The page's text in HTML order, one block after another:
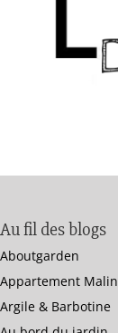
Au fil des blogs
Aboutgarden
Appartement Malin
Argile & Barbotine